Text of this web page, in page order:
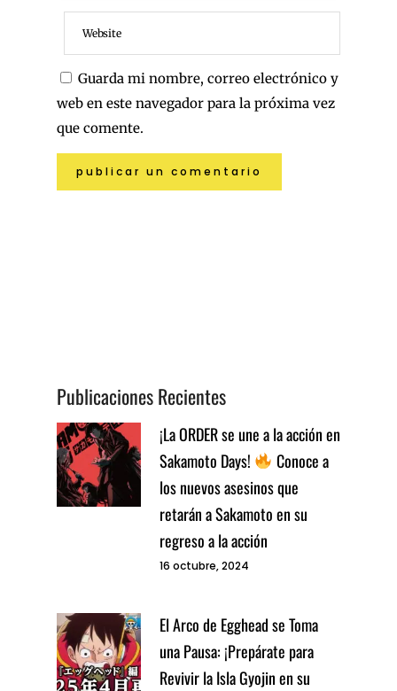
Guarda mi nombre, correo electrónico y
web en este navegador para la próxima vez
que comente.
Publicaciones Recientes
¡La ORDER se une a la acción en
Sakamoto Days!
Conoce a
los nuevos asesinos que
retarán a Sakamoto en su
regreso a la acción
16 octubre, 2024
El Arco de Egghead se Toma
una Pausa: ¡Prepárate para
Revivir la Isla Gyojin en su